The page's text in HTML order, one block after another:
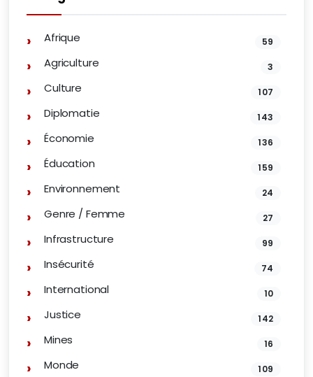
Afrique 59
Agriculture 3
Culture 107
Diplomatie 143
Économie 136
Éducation 159
Environnement 24
Genre / Femme 27
Infrastructure 99
Insécurité 74
International 10
Justice 142
Mines 16
Monde 109